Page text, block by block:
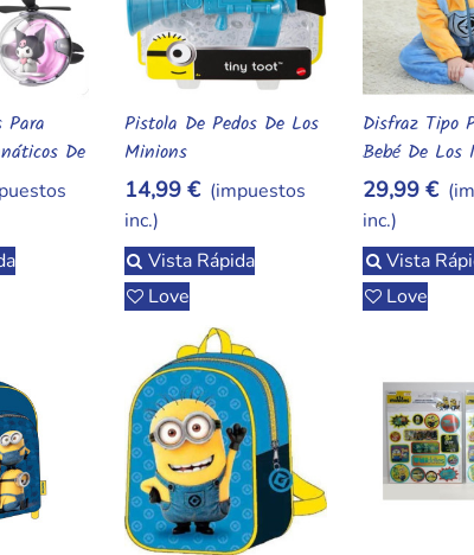
Para
De
Hello
Y
Añadir Al Carrito
Pistola De Pedos De Los
Minions
14,99 € (impuestos
inc.)
Vista Rápida
Love
Añadir Al
Disfraz Tipo
Bebé De Los
29,99 €
inc.)
Vista
Love